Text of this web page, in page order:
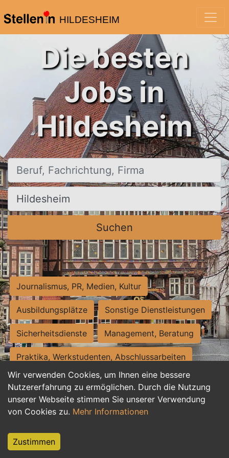
HILDESHEIM
Wir verwenden Cookies, um Ihnen eine bessere
Nutzererfahrung zu ermöglichen. Durch die Nutzung
unserer Webseite stimmen Sie unserer Verwendung
von Cookies zu. Mehr Informationen
Zustimmen
Die besten
Jobs in
Hildesheim
Beruf, Fachrichtung, Firma
Ort, Stadt
Suchen
Journalismus, PR, Medien, Kultur
Ausbildungsplätze Sonstige Dienstleistungen
Sicherheitsdienste Management, Beratung
Praktika, Werkstudenten, Abschlussarbeiten
Personalwesen Assistenz, Sekretariat
Hilfskräfte, Aushilfs- und Nebenjobs
Weiterbildung, Studium, duale Ausbildung